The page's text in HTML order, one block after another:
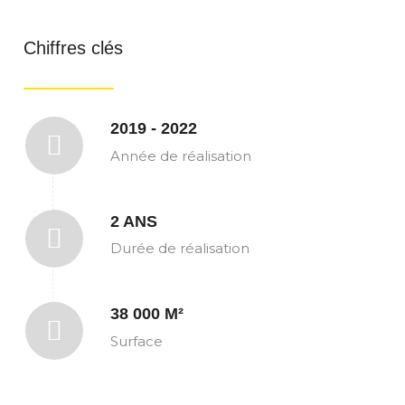
Chiffres clés
2019 - 2022
Année de réalisation
2 ANS
Durée de réalisation
38 000 M²
Surface